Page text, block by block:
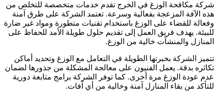
مكافحة الوزغ في الخرج تقدم خدمات متخصصة للتخلص من
الآفة المزعجة بفعالية وسرعة. تعتمد الشركة على طرق آمنة
للقضاء على الوزغ باستخدام تقنيات متطورة ومواد غير ضارة
يهدف فريق العمل إلى تقديم حلول طويلة الأمد للحفاظ على
والمنشآت خالية من الوزغ.
الشركة بخبرتها الطويلة في التعامل مع الوزغ وتحديد أماكن
بدقة. يعمل الفنيون على معالجة المشكلة من جذورها لضمان
عودة الوزغ مرة أخرى. كما توفر الشركة برامج متابعة دورية
من بقاء المنازل آمنة وخالية من أي آفات.